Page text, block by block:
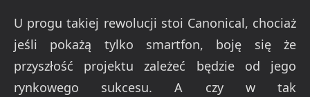
U progu takiej rewolucji stoi Canonical, chociaż
jeśli pokażą tylko smartfon, boję się że
przyszłość projektu zależeć będzie od jego
rynkowego sukcesu. A czy w tak